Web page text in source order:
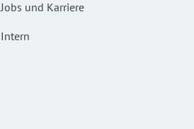
Jobs und Karriere
Intern